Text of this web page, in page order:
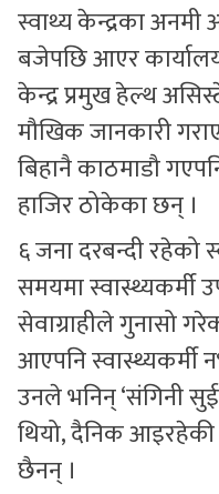
स्वाथ्य केन्द्रका अनमी
बजेपछि आएर
केन्द्र प्रमुख हेल्थ
मौखिक जानकारी
बिहानै काठमाडौ
हाजिर ठोकेका छन् ।
६ जना दरबन्दी रहेको
समयमा स्वास्थ्यकर्मी
सेवाग्राहीले गुनासो
आएपनि स्वास्थ्यकर्मी
उनले भनिन् ‘संगिनी
थियो, दैनिक आइरहेकी
छैनन् ।